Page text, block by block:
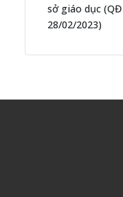
sở giáo dục
28/02/2023)